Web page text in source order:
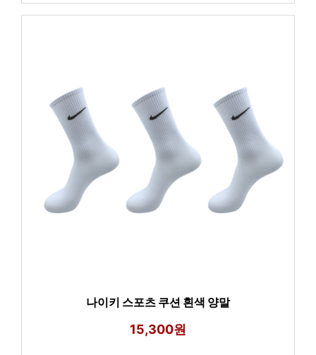
나이키 스포츠 쿠션 흰색 양말
15,300원